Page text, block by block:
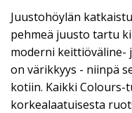
Juustohöylän
pehmeä juusto tartu
moderni keittiöväline-
on värikkyys - niinpä
kotiin. Kaikki
korkealaatuisesta